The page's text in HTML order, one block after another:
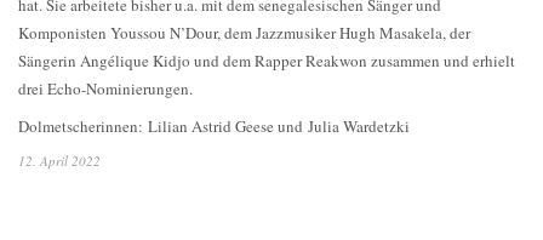
hat. Sie arbeitete bisher u.a. mit dem senegalesischen Sänger und
Komponisten Youssou N’Dour, dem Jazzmusiker Hugh Masakela, der
Sängerin Angélique Kidjo und dem Rapper Reakwon zusammen und erhielt
drei Echo-Nominierungen.
Dolmetscherinnen: Lilian Astrid Geese und Julia Wardetzki
12. April 2022